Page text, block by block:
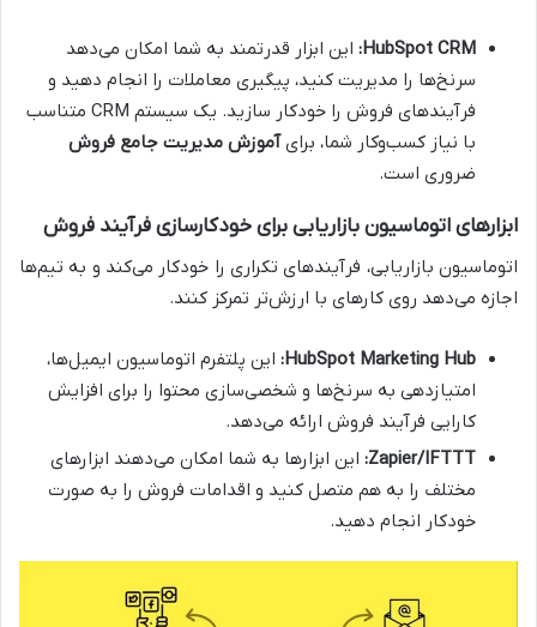
HubSpot CRM: این ابزار قدرتمند به شما امکان می‌دهد
سرنخ‌ها را مدیریت کنید، پیگیری معاملات را انجام دهید و
فرآیندهای فروش را خودکار سازید. یک سیستم CRM متناسب
با نیاز کسب‌وکار شما، برایآموزش مدیریت جامع فروش
ضروری است.
ابزارهای اتوماسیون بازاریابی برای خودکارسازی فرآیند فروش
اتوماسیون بازاریابی، فرآیندهای تکراری را خودکار می‌کند و به تیم‌ها
اجازه می‌دهد روی کارهای با ارزش‌تر تمرکز کنند.
HubSpot Marketing Hub: این پلتفرم اتوماسیون ایمیل‌ها،
امتیازدهی به سرنخ‌ها و شخصی‌سازی محتوا را برای افزایش
کارایی فرآیند فروش ارائه می‌دهد.
Zapier/IFTTT: این ابزارها به شما امکان می‌دهند ابزارهای
مختلف را به هم متصل کنید و اقدامات فروش را به صورت
خودکار انجام دهید.